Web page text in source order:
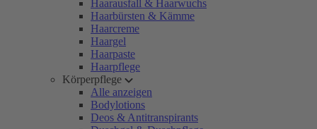
Haarausfall & Haarwuchs
Haarbürsten & Kämme
Haarcreme
Haargel
Haarpaste
Haarpflege
Körperpflege
Alle anzeigen
Bodylotions
Deos & Antitranspirants